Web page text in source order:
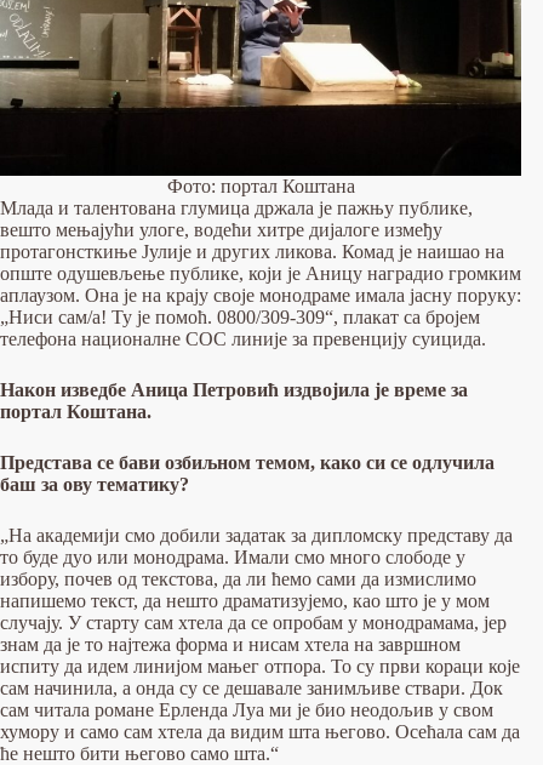
Фото: портал Коштана
Млада и талентована глумица држала је пажњу публике,
вешто мењајући улоге, водећи хитре дијалоге између
протагонсткиње Јулије и других ликова. Комад је наишао на
опште одушевљење публике, који је Аницу наградио громким
аплаузом. Она је на крају своје монодраме имала јасну поруку:
„Ниси сам/а! Ту је помоћ. 0800/309-309“, плакат са бројем
телефона националне СОС линије за превенцију суицида.
Након изведбе Аница Петровић издвојила је време за
портал Коштана.
Представа се бави озбиљном темом, како си се одлучила
баш за ову тематику?
„На академији смо добили задатак за дипломску представу да
то буде дуо или монодрама. Имали смо много слободе у
избору, почев од текстова, да ли ћемо сами да измислимо
напишемо текст, да нешто драматизујемо, као што је у мом
случају. У старту сам хтела да се опробам у монодрамама, јер
знам да је то најтежа форма и нисам хтела на завршном
испиту да идем линијом мањег отпора. То су први кораци које
сам начинила, а онда су се дешавале занимљиве ствари. Док
сам читала романе Ерленда Луа ми је био неодољив у свом
хумору и само сам хтела да видим шта његово. Осећала сам да
ће нешто бити његово само шта.“